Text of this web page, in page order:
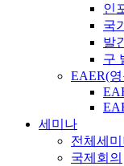
인
국
발
구
EAER(
세미나
전체세
국제회의